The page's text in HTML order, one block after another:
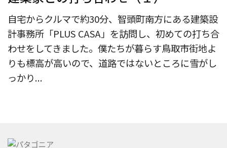
自宅からクルマで約30分、智頭町南方にある建築設
計事務所「PLUS CASA」を訪問し、初めての打ち合
わせをしてきました。僕たちが暮らす鳥取市街地よ
りも標高が高いので、道路ではないところに雪がし
っかり...